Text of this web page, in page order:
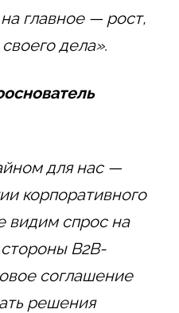
главное — рост,
дела».
для нас —
корпоративного
видим спрос на
B2B-
соглашение
решения